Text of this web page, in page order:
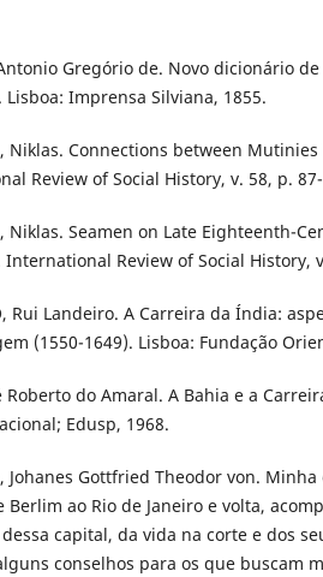
Antonio Gregório de. Novo dicionário
Lisboa: Imprensa Silviana, 1855.
Niklas. Connections between
Review of Social History, v. 58, p.
Niklas. Seamen on Late Eighteenth-
Review of Social History,
Rui Landeiro. A Carreira da Índia:
(1550-1649). Lisboa: Fundação
Roberto do Amaral. A Bahia e a
Edusp, 1968.
Johanes Gottfried Theodor von.
Berlim ao Rio de Janeiro e volta,
capital, da vida na corte e dos
conselhos para os que buscam